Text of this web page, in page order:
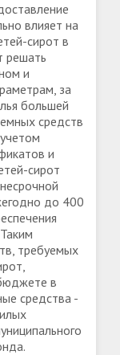
влияет на
сирот в
решать
и
за
большей
средств
и
сирот
до 400
требуемых
в
средства -